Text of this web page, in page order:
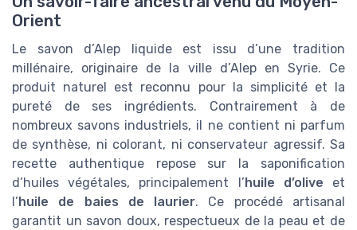
Orient
Le savon d’Alep liquide est issu d’une tradition
millénaire, originaire de la ville d’Alep en Syrie. Ce
produit naturel est reconnu pour la simplicité et la
pureté de ses ingrédients. Contrairement à de
nombreux savons industriels, il ne contient ni parfum
de synthèse, ni colorant, ni conservateur agressif. Sa
recette authentique repose sur la saponification
d’huiles végétales, principalement l’huile d’olive et
l’huile de baies de laurier. Ce procédé artisanal
garantit un savon doux, respectueux de la peau et de